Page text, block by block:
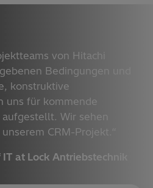
von Hitachi
Bedingungen und
konstruktive
uns für kommende
Wir sehen
CRM-Projekt.“
at Lock Antriebstechnik